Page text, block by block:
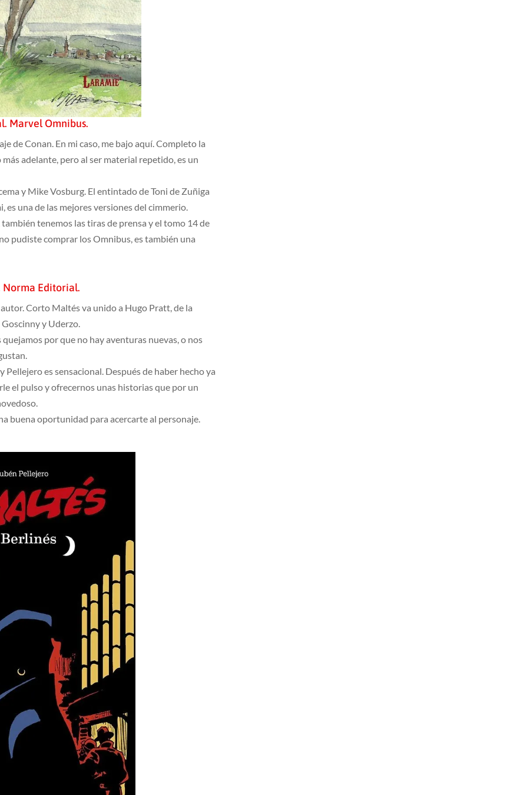
Marvel Omnibus.
de Conan. En mi caso, me bajo aquí. Completo la
adelante, pero al ser material repetido, es un
y Mike Vosburg. El entintado de Toni de Zuñiga
es una de las mejores versiones del cimmerio.
también tenemos las tiras de prensa y el tomo 14 de
pudiste comprar los Omnibus, es también una
Norma Editorial.
Corto Maltés va unido a Hugo Pratt, de la
y Uderzo.
por que no hay aventuras nuevas, o nos
es sensacional. Después de haber hecho ya
el pulso y ofrecernos unas historias que por un
buena oportunidad para acercarte al personaje.